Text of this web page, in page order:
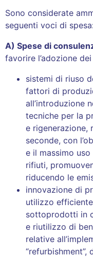
Sono considerate
seguenti voci di spesa:
A) Spese di
favorire l’adozione
sistemi di riuso
fattori di
all’introduzione
tecniche per la
e rigenerazione,
seconde, con
e il massimo
rifiuti,
riducendo le
innovazione di
utilizzo
sottoprodotti in
e riutilizzo di
relative